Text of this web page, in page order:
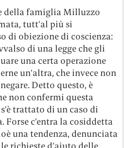
della famiglia Milluzzo
tutt’al più si
di obiezione di coscienza:
di una legge che gli
una certa operazione
un’altra, che invece non
Detto questo, è
non confermi questa
trattato di un caso di
Forse c’entra la cosiddetta
una tendenza, denunciata